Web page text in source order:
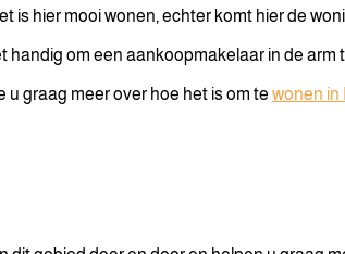
is hier mooi wonen, echter komt hier de
om een aankoopmakelaar in de arm
graag meer over hoe het is om te wonen in